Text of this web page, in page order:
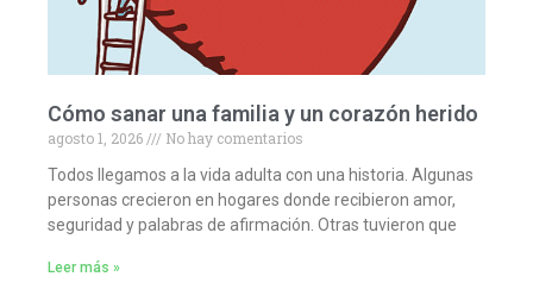
Cómo sanar una familia y un corazón herido
agosto 1, 2026
No hay comentarios
Todos llegamos a la vida adulta con una historia. Algunas
personas crecieron en hogares donde recibieron amor,
seguridad y palabras de afirmación. Otras tuvieron que
Leer más »